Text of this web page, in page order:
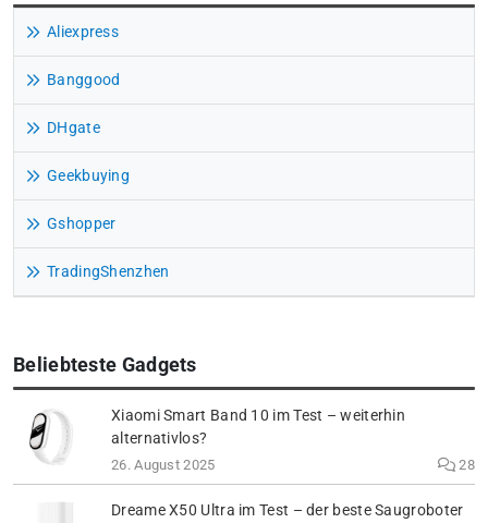
Aliexpress
Banggood
DHgate
Geekbuying
Gshopper
TradingShenzhen
Beliebteste Gadgets
Xiaomi Smart Band 10 im Test – weiterhin
alternativlos?
26. August 2025 28
Dreame X50 Ultra im Test – der beste Saugroboter